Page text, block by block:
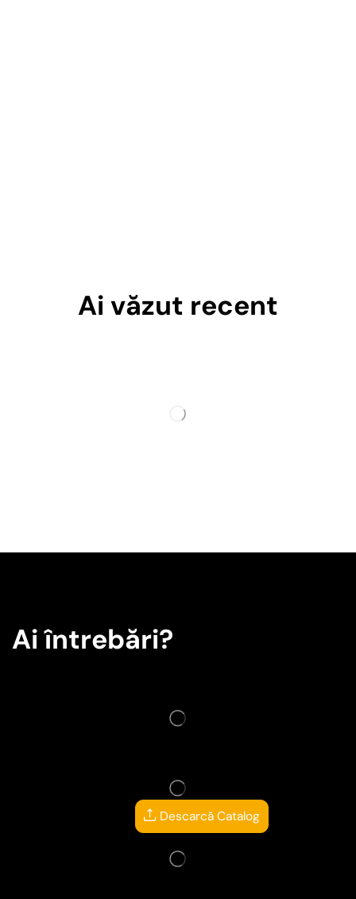
Ai văzut recent
Ai întrebări?
Descarcă Catalog